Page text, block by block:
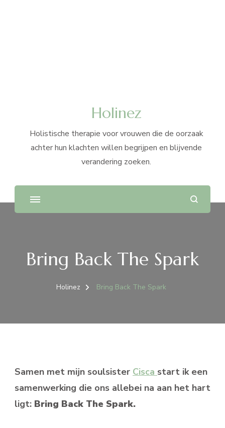
Holinez
Holistische therapie voor vrouwen die de oorzaak
achter hun klachten willen begrijpen en blijvende
verandering zoeken.
Bring Back The Spark
Holinez Bring Back The Spark
Samen met mijn soulsister Cisca start ik een
samenwerking die ons allebei na aan het hart
ligt: Bring Back The Spark.